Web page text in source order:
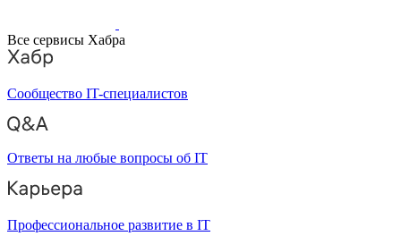
Все сервисы Хабра
Сообщество IT-специалистов
Ответы на любые вопросы об IT
Профессиональное развитие в IT